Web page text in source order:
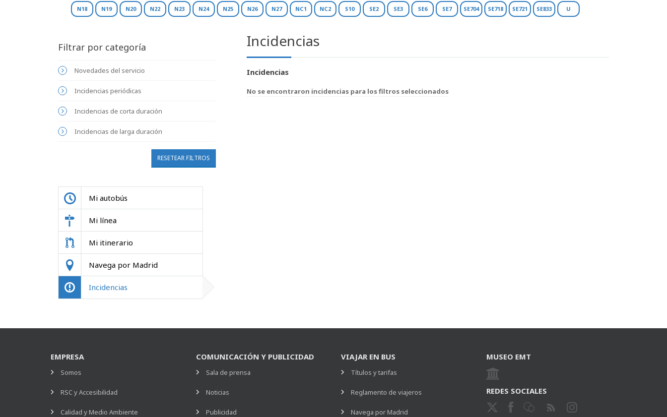
N18 N19 N20 N22 N23 N24 N25 N26 N27 NC1 NC2 S10 SE2 SE3 SE6 SE7 SE704 SE718 SE721 SE833 U
Filtrar por categoría
Novedades del servicio
Incidencias periódicas
Incidencias de corta duración
Incidencias de larga duración
RESETEAR FILTROS
Mi autobús
Mi línea
Mi itinerario
Navega por Madrid
Incidencias
Incidencias
Incidencias
No se encontraron incidencias para los filtros seleccionados
EMPRESA
Somos
RSC y Accesibilidad
Calidad y Medio Ambiente
COMUNICACIÓN Y PUBLICIDAD
Sala de prensa
Noticias
Publicidad
VIAJAR EN BUS
Títulos y tarifas
Reglamento de viajeros
Navega por Madrid
MUSEO EMT
REDES SOCIALES